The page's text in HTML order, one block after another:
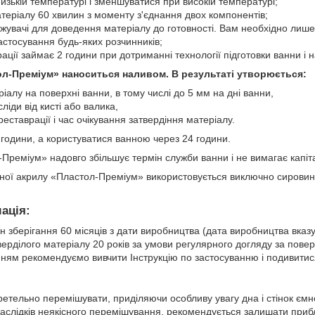
60 хвилин з моменту з'єднання двох компонентів;
для доведення матеріалу до готовності. Вам необхідно
будь-яких розчинників;
займає 2 години при дотриманні технології підготовки ванни і
Преміум» наноситься наливом. В результаті утворюється:
на поверхні ванни, в тому числі до 5 мм на дні ванни,
від кисті або валика,
і час очікування затвердіння матеріалу.
а користуватися ванною через 24 години.
надовго збільшує термін служби ванни і не вимагає
акрилу «Пластол-Преміум» використовується виключно
зберігання 60 місяців з дати виробництва (дата виробництва
матеріалу 20 років за умови регулярного догляду за
рекомендуємо вивчити Інструкцію по застосуванню і
перемішувати, приділяючи особливу увагу дна і стінок
неякісного перемішування, рекомендується залишати